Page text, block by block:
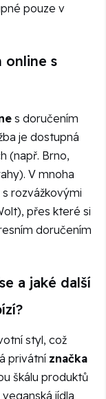
pouze v
online s
s doručením
je dostupná
(např. Brno,
V mnoha
rozvážkovými
přes které si
doručením
a jaké další
styl, což
privátní značka
škálu produktů
jídla